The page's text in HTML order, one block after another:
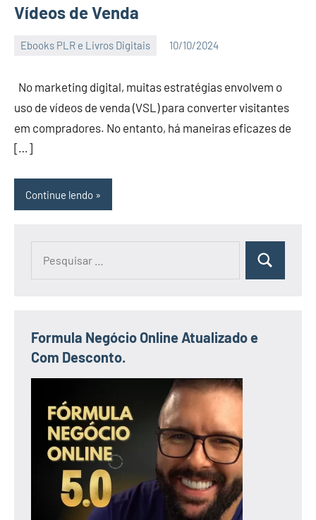
Vídeos de Venda
Ebooks PLR e Livros Digitais 10/10/2024
No marketing digital, muitas estratégias envolvem o
uso de vídeos de venda (VSL) para converter visitantes
em compradores. No entanto, há maneiras eficazes de
[…]
Continue lendo
Pesquisa
Formula Negócio Online Atualizado e
Com Desconto.